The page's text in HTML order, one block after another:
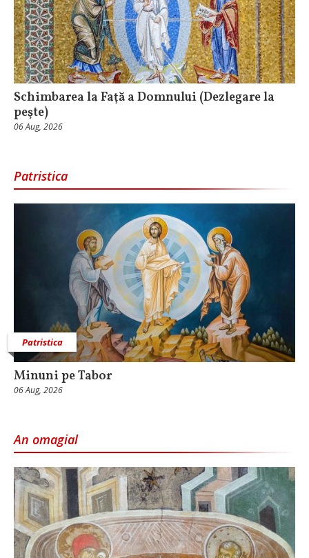
Schimbarea la Faţă a Domnului (Dezlegare la
peşte)
06 Aug, 2026
Patristica
Patristica
Minuni pe Tabor
06 Aug, 2026
An omagial